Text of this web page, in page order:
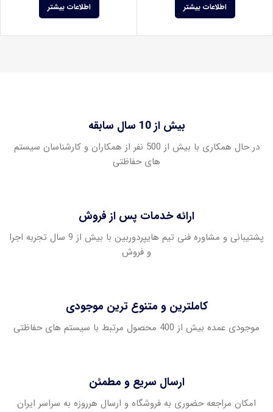
اطلاعات بیشتر اطلاعات بیشتر
بیش از 10 سال سابقه
در حال همکاری با بیش از 500 نفر از همکاران و کارشناسان سیستم
های حفاظتی
ارائه خدمات پس از فروش
پشتیبانی و مشاوره فنی تیم هایپردوربین با بیش از 9 سال تجربه اجرا
و فروش
کاملترین و متنوع ترین موجودی
موجودی عمده بیش از 400 محصول مرتبط با سیستم های حفاظتی
ارسال سریع و مطمئن
امکان مراجعه حضوری به فروشگاه و ارسال هرروزه به سراسر ایران